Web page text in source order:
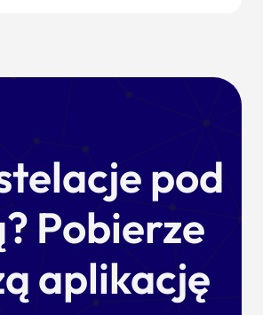
pod
Pobierze
aplikację